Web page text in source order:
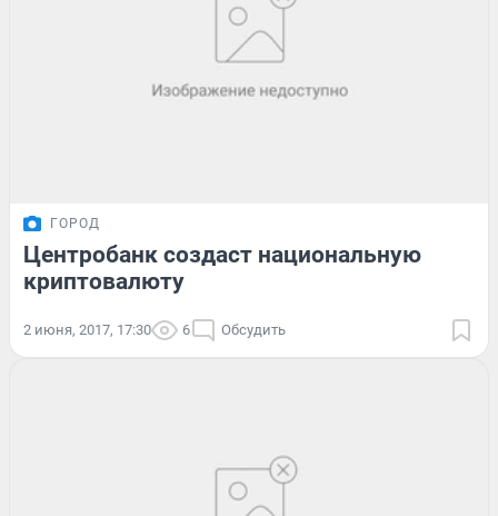
ГОРОД
Центробанк создаст национальную
криптовалюту
2 июня, 2017, 17:30 6 Обсудить